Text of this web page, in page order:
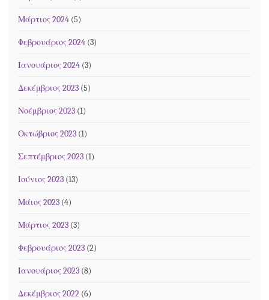
Μάρτιος 2024 (5)
Φεβρουάριος 2024 (3)
Ιανουάριος 2024 (3)
Δεκέμβριος 2023 (5)
Νοέμβριος 2023 (1)
Οκτώβριος 2023 (1)
Σεπτέμβριος 2023 (1)
Ιούνιος 2023 (13)
Μάιος 2023 (4)
Μάρτιος 2023 (3)
Φεβρουάριος 2023 (2)
Ιανουάριος 2023 (8)
Δεκέμβριος 2022 (6)